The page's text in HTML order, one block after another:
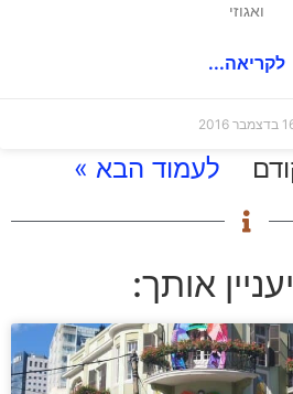
ואגוזי
לקריאה...
2016
לעמוד הבא »
אותך: